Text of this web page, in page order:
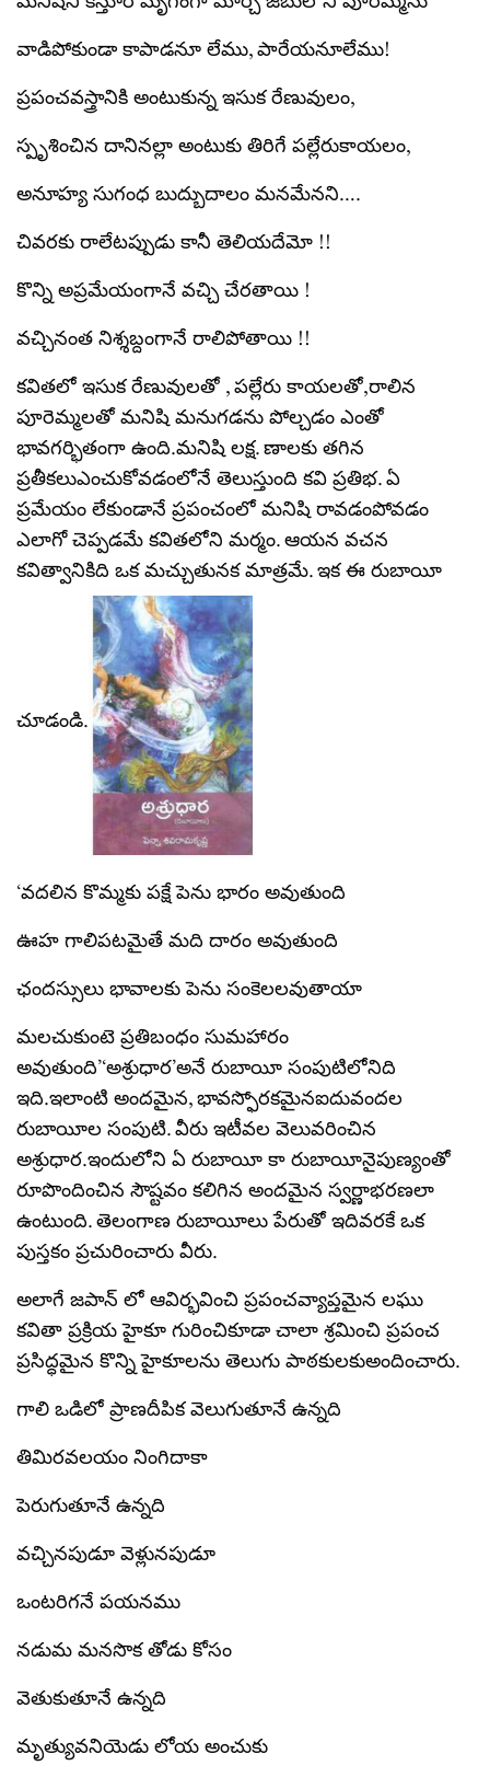
వాడిపోకుండా కాపాడనూ లేము, పారేయనూలేము!
ప్రపంచవస్త్రానికి అంటుకున్న ఇసుక రేణువులం,
స్పృశించిన దానినల్లా అంటుకు తిరిగే పల్లేరుకాయలం,
అనూహ్య సుగంధ బుద్బుదాలం మనమేనని….
చివరకు రాలేటప్పుడు కానీ తెలియదేమో !!
కొన్ని అప్రమేయంగానే వచ్చి చేరతాయి !
వచ్చినంత నిశ్శబ్దంగానే రాలిపోతాయి !!
కవితలో ఇసుక రేణువులతో , పల్లేరు కాయలతో,రాలిన
పూరెమ్మలతో మనిషి మనుగడను పోల్చడం ఎంతో
భావగర్భితంగా ఉంది.మనిషి లక్ష. ణాలకు తగిన
ప్రతీకలుఎంచుకోవడంలోనే తెలుస్తుంది కవి ప్రతిభ. ఏ
ప్రమేయం లేకుండానే ప్రపంచంలో మనిషి రావడంపోవడం
ఎలాగో చెప్పడమే కవితలోని మర్మం. ఆయన వచన
కవిత్వానికిది ఒక మచ్చుతునక మాత్రమే. ఇక ఈ రుబాయీ
చూడండి.
‘వదలిన కొమ్మకు పక్షే పెను భారం అవుతుంది
ఊహ గాలిపటమైతే మది దారం అవుతుంది
ఛందస్సులు భావాలకు పెను సంకెలలవుతాయా
మలచుకుంటె ప్రతిబంధం సుమహారం
అవుతుంది’‘అశ్రుధార’అనే రుబాయీ సంపుటిలోనిది
ఇది.ఇలాంటి అందమైన, భావస్ఫోరకమైనఐదువందల
రుబాయీల సంపుటి. వీరు ఇటీవల వెలువరించిన
అశ్రుధార.ఇందులోని ఏ రుబాయీ కా రుబాయీనైపుణ్యంతో
రూపొందించిన సౌష్టవం కలిగిన అందమైన స్వర్ణాభరణలా
ఉంటుంది. తెలంగాణ రుబాయీలు పేరుతో ఇదివరకే ఒక
పుస్తకం ప్రచురించారు వీరు.
అలాగే జపాన్ లో ఆవిర్భవించి ప్రపంచవ్యాప్తమైన లఘు
కవితా ప్రక్రియ హైకూ గురించికూడా చాలా శ్రమించి ప్రపంచ
ప్రసిద్ధమైన కొన్ని హైకూలను తెలుగు పాఠకులకుఅందించారు.
గాలి ఒడిలో ప్రాణదీపిక వెలుగుతూనే ఉన్నది
తిమిరవలయం నింగిదాకా
పెరుగుతూనే ఉన్నది
వచ్చినపుడూ వెళ్లునపుడూ
ఒంటరిగనే పయనము
నడుమ మనసొక తోడు కోసం
వెతుకుతూనే ఉన్నది
మృత్యువనియెడు లోయ అంచుకు